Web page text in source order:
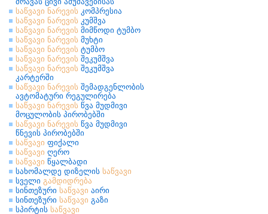
საწვავი ნარევის კომპრესია
საწვავი ნარევის კუმშვა
საწვავი ნარევის მიმწოდი ტუმბო
საწვავი ნარევის მუხტი
საწვავი ნარევის ტუმბო
საწვავი ნარევის შეკუმშვა
საწვავი ნარევის შეკუმშვა
კარტერში
საწვავი ნარევის შემადგენლობის
ავტომატური რეგულირება
საწვავი ნარევის წვა მუდმივი
მოცულობის პირობებში
საწვავი ნარევის წვა მუდმივი
წნევის პირობებში
საწვავი ფიქალი
საწვავი ღერო
საწვავი წყალბადი
სახომალდე დიზელის საწვავი
სველი გამდიდრება
სინთეზური საწვავი აირი
სინთეზური საწვავი გაზი
სპირტის საწვავი